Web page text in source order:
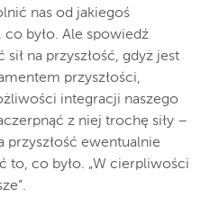
nas od jakiegoś
było. Ale spowiedź
na przyszłość, gdyż jest
przyszłości,
integracji naszego
z niej trochę siły –
przyszłość ewentualnie
to, co było. „W cierpliwości